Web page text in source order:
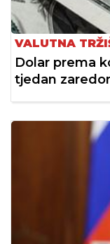
VALUTNA
Dolar prema
tjedan